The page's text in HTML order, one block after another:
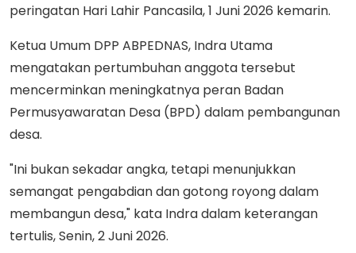
peringatan Hari Lahir Pancasila, 1 Juni 2026 kemarin.
Ketua Umum DPP ABPEDNAS, Indra Utama
mengatakan pertumbuhan anggota tersebut
mencerminkan meningkatnya peran Badan
Permusyawaratan Desa (BPD) dalam pembangunan
desa.
"Ini bukan sekadar angka, tetapi menunjukkan
semangat pengabdian dan gotong royong dalam
membangun desa," kata Indra dalam keterangan
tertulis, Senin, 2 Juni 2026.